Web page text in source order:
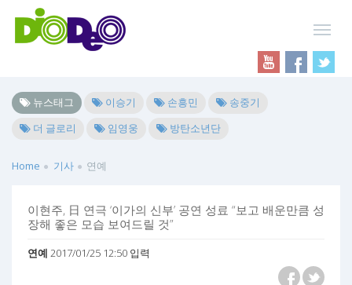
뉴스태그 이승기 손흥민
송중기
더 글로리
임영웅 방탄소년단
Home 기사 연예
이현주, 日 연극 ‘이가의 신부’ 공연 성료 “보고 배운만큼 성
장해 좋은 모습 보여드릴 것”
연예 2017/01/25 12:50 입력